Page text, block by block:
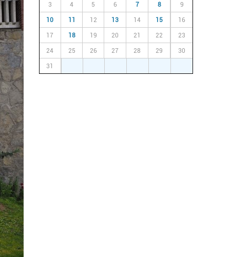
3 4 5 6 7 8 9
10 11 12 13 14 15 16
17 18 19 20 21 22 23
24 25 26 27 28 29 30
31